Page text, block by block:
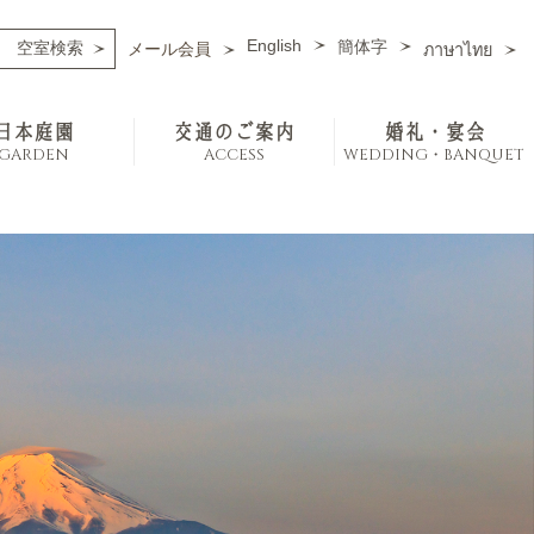
メール会員 English 簡体字 ภาษาไทย
本庭園 交通のご案内
ACCESS
婚礼・宴会
WEDDING・BANQUET